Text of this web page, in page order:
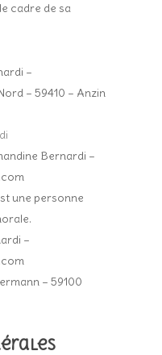
cadre de sa
–
– 59410 – Anzin
Bernardi –
une personne
–
– 59100